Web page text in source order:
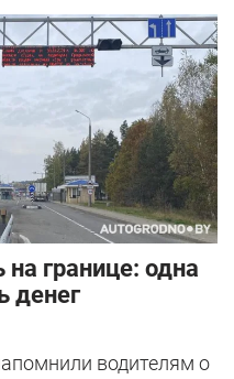
границе: одна
денег
водителям о